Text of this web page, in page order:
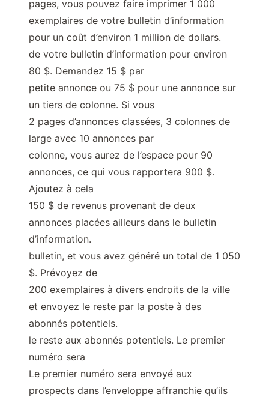
pages, vous pouvez faire imprimer 1 000
exemplaires de votre bulletin d’information
pour un coût d’environ 1 million de dollars.
de votre bulletin d’information pour environ
80 $. Demandez 15 $ par
petite annonce ou 75 $ pour une annonce sur
un tiers de colonne. Si vous
2 pages d’annonces classées, 3 colonnes de
large avec 10 annonces par
colonne, vous aurez de l’espace pour 90
annonces, ce qui vous rapportera 900 $.
Ajoutez à cela
150 $ de revenus provenant de deux
annonces placées ailleurs dans le bulletin
d’information.
bulletin, et vous avez généré un total de 1 050
$. Prévoyez de
200 exemplaires à divers endroits de la ville
et envoyez le reste par la poste à des
abonnés potentiels.
le reste aux abonnés potentiels. Le premier
numéro sera
Le premier numéro sera envoyé aux
prospects dans l’enveloppe affranchie qu’ils